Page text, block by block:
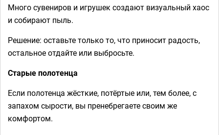
Много сувениров и игрушек создают визуальный хаос
и собирают пыль.
Решение: оставьте только то, что приносит радость,
остальное отдайте или выбросьте.
Старые полотенца
Если полотенца жёсткие, потёртые или, тем более, с
запахом сырости, вы пренебрегаете своим же
комфортом.